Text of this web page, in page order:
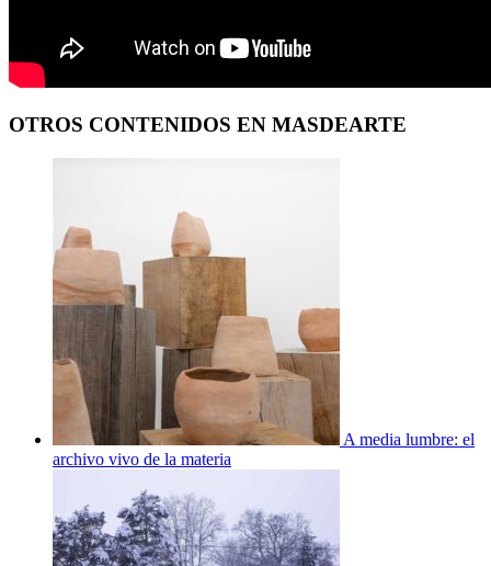
OTROS CONTENIDOS EN MASDEARTE
A media lumbre: el
archivo vivo de la materia